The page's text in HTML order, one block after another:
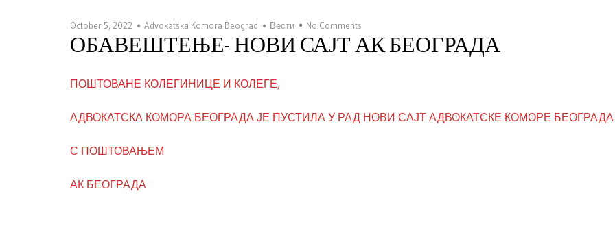
October 5, 2022 Advokatska Komora Beograd Вести No Comments
ОБАВЕШТЕЊЕ- НОВИ САЈТ АК БЕОГРАДА
ПОШТОВАНЕ КОЛЕГИНИЦЕ И КОЛЕГЕ,
АДВОКАТСКА КОМОРА БЕОГРАДА ЈЕ ПУСТИЛА У РАД НОВИ САЈТ АДВОКАТСКЕ КОМОРЕ БЕОГРАДА
С ПОШТОВАЊЕМ
АК БЕОГРАДА